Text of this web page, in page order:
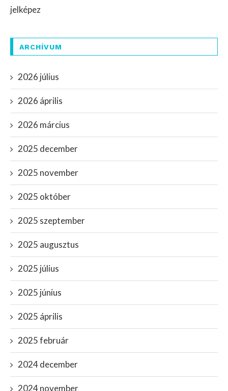
jelképez
ARCHÍVUM
2026 július
2026 április
2026 március
2025 december
2025 november
2025 október
2025 szeptember
2025 augusztus
2025 július
2025 június
2025 április
2025 február
2024 december
2024 november